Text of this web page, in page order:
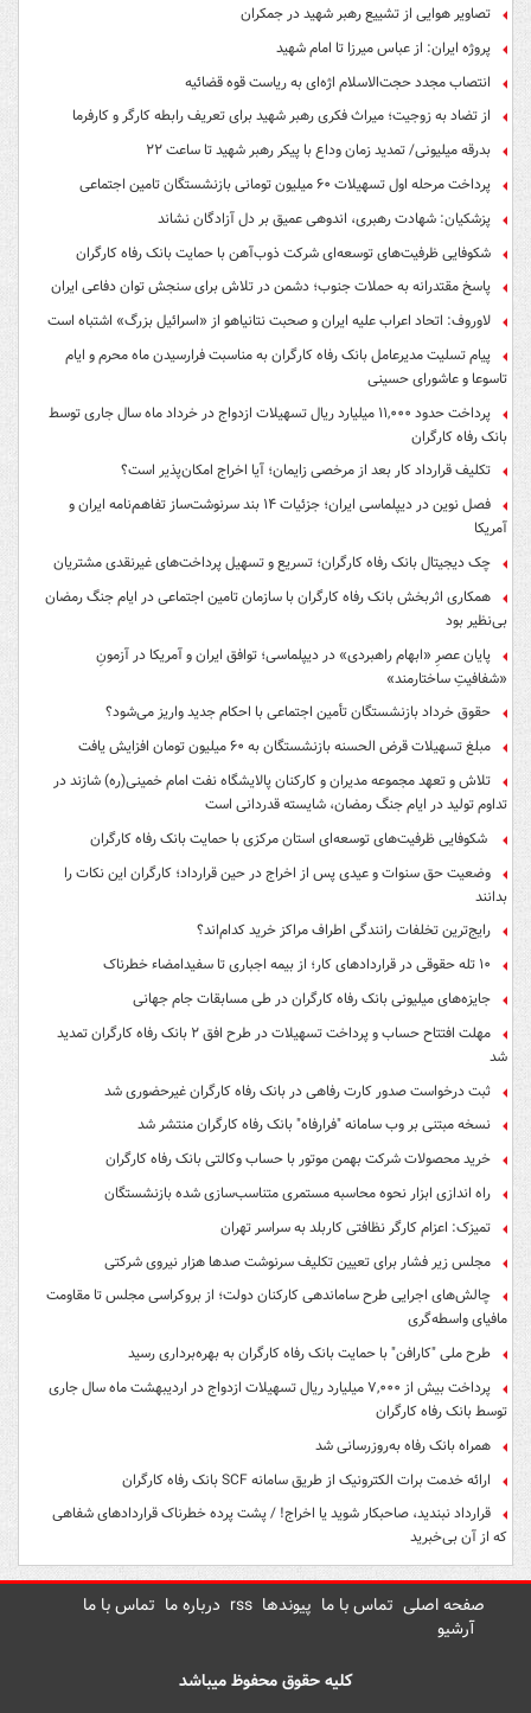
تصاویر هوایی از تشییع رهبر شهید در جمکران
پروژه ایران: از عباس میرزا تا امام شهید
انتصاب مجدد حجت‌الاسلام اژه‌ای به ریاست قوه‌ قضائیه
از تضاد به زوجیت؛ میراث فکری رهبر شهید برای تعریف رابطه کارگر و کارفرما
بدرقه میلیونی/ تمدید زمان وداع با پیکر رهبر شهید تا ساعت ۲۲
پرداخت مرحله اول تسهیلات ۶۰ میلیون تومانی بازنشستگان تامین اجتماعی
پزشکیان: شهادت رهبری، اندوهی عمیق بر دل آزادگان نشاند
شکوفایی ظرفیت‌های توسعه‌ای شرکت ذوب‌آهن با حمایت‌ بانک رفاه کارگران
پاسخ مقتدرانه به حملات جنوب؛ دشمن در تلاش برای سنجش توان دفاعی ایران
لاوروف: اتحاد اعراب علیه ایران و صحبت نتانیاهو از «اسرائیل بزرگ» اشتباه است
پیام تسلیت مدیرعامل بانک رفاه کارگران به مناسبت فرارسیدن ماه محرم و ایام
تاسوعا و عاشورای حسینی
پرداخت حدود ۱۱,۰۰۰ میلیارد ریال تسهیلات ازدواج در خرداد ماه سال جاری توسط
بانک رفاه کارگران
تکلیف قرارداد کار بعد از مرخصی زایمان؛ آیا اخراج امکان‌پذیر است؟
فصل نوین در دیپلماسی ایران؛ جزئیات ۱۴ بند سرنوشت‌ساز تفاهم‌نامه ایران و
آمریکا
چک دیجیتال بانک رفاه کارگران؛ تسریع و تسهیل پرداخت‌های غیرنقدی مشتریان
همکاری اثربخش بانک رفاه کارگران با سازمان تامین اجتماعی در ایام جنگ رمضان
بی‌نظیر بود
پایان عصرِ «ابهام راهبردی» در دیپلماسی؛ توافق ایران و آمریکا در آزمونِ
«شفافیتِ ساختارمند»
حقوق خرداد بازنشستگان تأمین اجتماعی با احکام جدید واریز می‌شود؟
مبلغ تسهیلات قرض الحسنه بازنشستگان به ۶۰ میلیون تومان افزایش یافت
تلاش و تعهد مجموعه مدیران و کارکنان پالایشگاه نفت امام خمینی(ره) شازند در
تداوم تولید در ایام جنگ رمضان، شایسته قدردانی است
شکوفایی ظرفیت‌های توسعه‌ای استان مرکزی با حمایت بانک رفاه کارگران
وضعیت حق سنوات و عیدی پس از اخراج در حین قرارداد؛ کارگران این نکات را
بدانند
رایج‌ترین تخلفات رانندگی اطراف مراکز خرید کدام‌اند؟
۱۰ تله حقوقی در قراردادهای کار؛ از بیمه اجباری تا سفیدامضاء خطرناک
جایزه‌های میلیونی بانک رفاه کارگران در طی مسابقات جام جهانی
مهلت افتتاح حساب و پرداخت تسهیلات در طرح افق ۲ بانک رفاه کارگران تمدید
شد
ثبت درخواست صدور کارت رفاهی در بانک رفاه کارگران غیرحضوری شد
نسخه مبتنی بر وب سامانه "فرارفاه" بانک رفاه کارگران منتشر شد
خرید محصولات شرکت بهمن موتور با حساب وکالتی بانک رفاه کارگران
راه اندازی ابزار نحوه محاسبه مستمری متناسب‌سازی شده بازنشستگان
تمیزک: اعزام کارگر نظافتی کاربلد به سراسر تهران
مجلس زیر فشار برای تعیین تکلیف سرنوشت صدها هزار نیروی شرکتی
چالش‌های اجرایی طرح ساماندهی کارکنان دولت؛ از بروکراسی مجلس تا مقاومت
مافیای واسطه‌گری
طرح ملی "کارافن" با حمایت بانک رفاه کارگران به بهره‌برداری رسید
پرداخت بیش از ۷,۰۰۰ میلیارد ریال تسهیلات ازدواج در اردیبهشت ماه سال جاری
توسط بانک رفاه کارگران
همراه بانک رفاه به‌روزرسانی شد
ارائه خدمت برات الکترونیک از طریق سامانه SCF بانک رفاه کارگران
قرارداد نبندید، صاحبکار شوید یا اخراج! / پشت پرده خطرناک قراردادهای شفاهی
که از آن بی‌خبرید
صفحه اصلی تماس با ما پیوندها rss درباره ما تماس با ما
آرشیو
کلیه حقوق محفوظ میباشد